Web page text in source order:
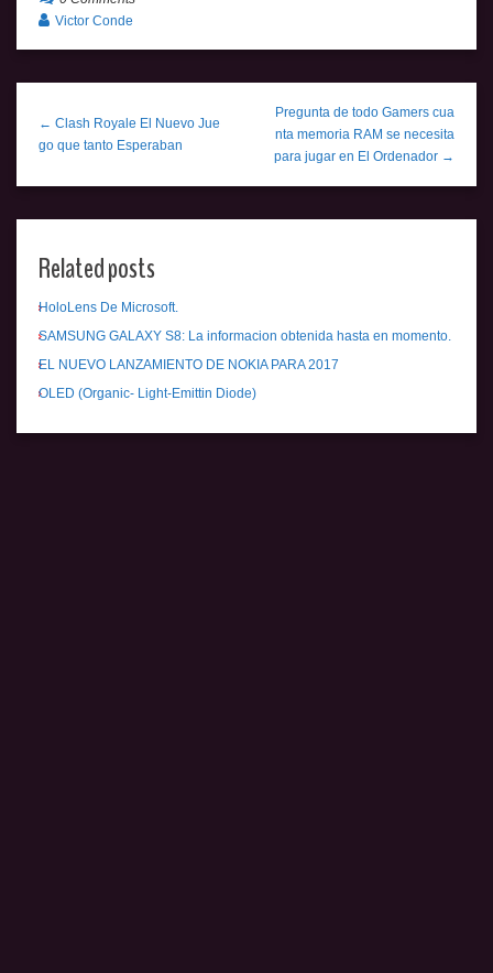
Victor Conde
← Clash Royale El Nuevo Jue
go que tanto Esperaban
Pregunta de todo Gamers cua
nta memoria RAM se necesita
para jugar en El Ordenador →
Related posts
HoloLens De Microsoft.
SAMSUNG GALAXY S8: La informacion obtenida hasta en momento.
EL NUEVO LANZAMIENTO DE NOKIA PARA 2017
OLED (Organic- Light-Emittin Diode)